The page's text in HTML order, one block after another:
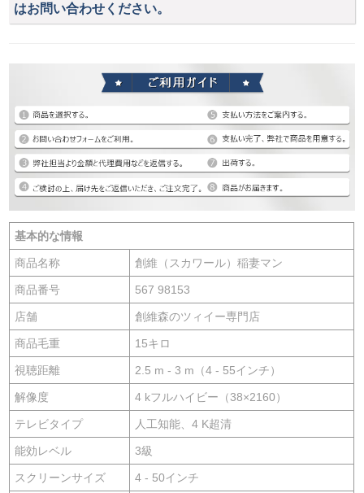
はお問い合わせください。
基本的な情報
商品名称 創維（スカワール）稲妻マン
商品番号 567 98153
店舗 創維森のツィイー専門店
商品毛重 15キロ
視聴距離 2.5 m - 3 m（4 - 55インチ）
解像度 4 kフルハイビー（38×2160）
テレビタイプ 人工知能、4 K超清
能効レベル 3級
スクリーンサイズ 4 - 50インチ